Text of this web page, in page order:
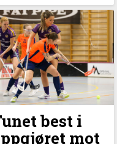
best i
mot